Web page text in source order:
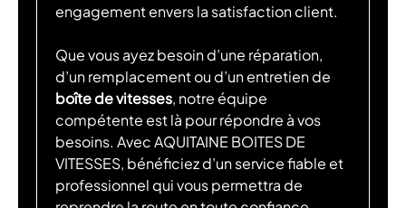
engagement envers la satisfaction client.
Que vous ayez besoin d’une réparation,
d’un remplacement ou d’un entretien de
boîte de vitesses, notre équipe
compétente est là pour répondre à vos
besoins. Avec AQUITAINE BOITES DE
VITESSES, bénéficiez d’un service fiable et
professionnel qui vous permettra de